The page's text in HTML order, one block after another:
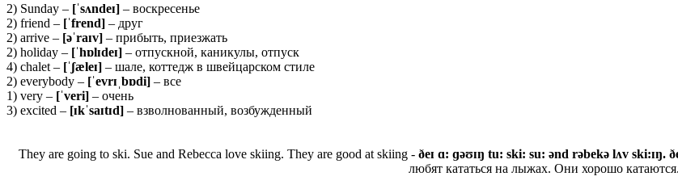
2) Sunday – [ˈsʌndeɪ] – воскресенье
2) friend – [ˈfrend] – друг
2) arrive – [əˈraɪv] – прибыть, приезжать
2) holiday – [ˈhɒlɪdeɪ] – отпускной, каникулы, отпуск
4) chalet – [ˈʃæleɪ] – шале, коттедж в швейцарском стиле
2) everybody – [ˈevrɪˌ bɒdi] – все
1) very – [ˈveri] – очень
3) excited – [ɪkˈsaɪtɪd] – взволнованный, возбужденный
They are going to ski. Sue and Rebecca love skiing. They are good at skiing - ðeɪ ɑ: ɡəʊɪŋ tu: ski: su: ənd rəbekə lʌv ski:ɪŋ.
любят кататься на лыжах. Они хорошо катаются.